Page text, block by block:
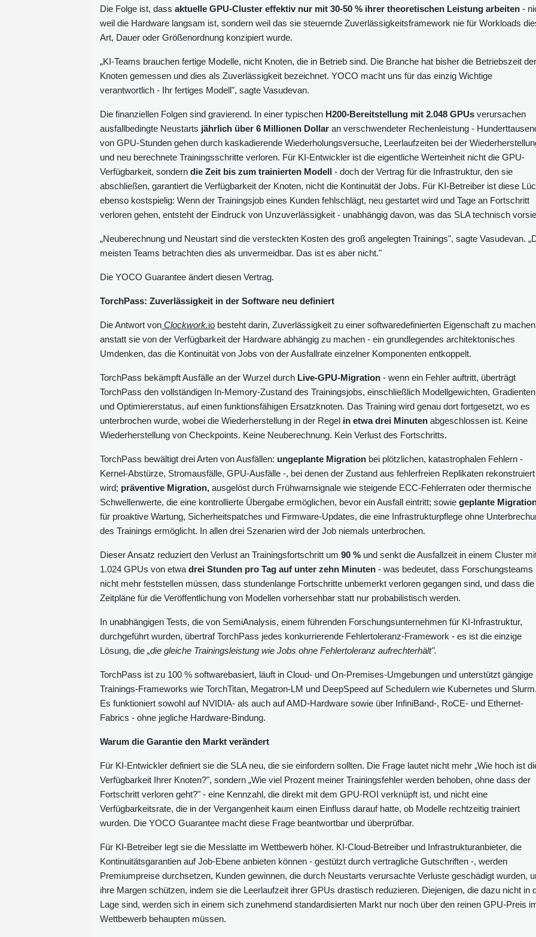
Die Folge ist, dass aktuelle GPU-Cluster effektiv nur mit 30-50 % ihrer theoretischen Leistung arbeiten -
weil die Hardware langsam ist, sondern weil das sie steuernde Zuverlässigkeitsframework nie für Workloads
Art, Dauer oder Größenordnung konzipiert wurde.
„KI-Teams brauchen fertige Modelle, nicht Knoten, die in Betrieb sind. Die Branche hat bisher die Betriebszeit der
Knoten gemessen und dies als Zuverlässigkeit bezeichnet. YOCO macht uns für das einzig Wichtige
verantwortlich - Ihr fertiges Modell", sagte Vasudevan.
Die finanziellen Folgen sind gravierend. In einer typischen H200-Bereitstellung mit 2.048 GPUs verursachen
ausfallbedingte Neustarts jährlich über 6 Millionen Dollar an verschwendeter Rechenleistung -
von GPU-Stunden gehen durch kaskadierende Wiederholungsversuche, Leerlaufzeiten bei der
und neu berechnete Trainingsschritte verloren. Für KI-Entwickler ist die eigentliche Werteinheit nicht die GPU-
Verfügbarkeit, sondern die Zeit bis zum trainierten Modell - doch der Vertrag für die Infrastruktur, den sie
abschließen, garantiert die Verfügbarkeit der Knoten, nicht die Kontinuität der Jobs. Für KI-Betreiber ist diese
ebenso kostspielig: Wenn der Trainingsjob eines Kunden fehlschlägt, neu gestartet wird und Tage an Fortschritt
verloren gehen, entsteht der Eindruck von Unzuverlässigkeit - unabhängig davon, was das SLA technisch
„Neuberechnung und Neustart sind die versteckten Kosten des groß angelegten Trainings", sagte Vasudevan.
meisten Teams betrachten dies als unvermeidbar. Das ist es aber nicht."
Die YOCO Guarantee ändert diesen Vertrag.
TorchPass: Zuverlässigkeit in der Software neu definiert
Die Antwort von Clockwork.io besteht darin, Zuverlässigkeit zu einer softwaredefinierten Eigenschaft zu
anstatt sie von der Verfügbarkeit der Hardware abhängig zu machen - ein grundlegendes architektonisches
Umdenken, das die Kontinuität von Jobs von der Ausfallrate einzelner Komponenten entkoppelt.
TorchPass bekämpft Ausfälle an der Wurzel durch Live-GPU-Migration - wenn ein Fehler auftritt, überträgt
TorchPass den vollständigen In-Memory-Zustand des Trainingsjobs, einschließlich Modellgewichten, Gradienten
und Optimiererstatus, auf einen funktionsfähigen Ersatzknoten. Das Training wird genau dort fortgesetzt, wo es
unterbrochen wurde, wobei die Wiederherstellung in der Regel in etwa drei Minuten abgeschlossen ist. Keine
Wiederherstellung von Checkpoints. Keine Neuberechnung. Kein Verlust des Fortschritts.
TorchPass bewältigt drei Arten von Ausfällen: ungeplante Migration bei plötzlichen, katastrophalen Fehlern -
Kernel-Abstürze, Stromausfälle, GPU-Ausfälle -, bei denen der Zustand aus fehlerfreien Replikaten rekonstruiert
wird; präventive Migration, ausgelöst durch Frühwarnsignale wie steigende ECC-Fehlerraten oder thermische
Schwellenwerte, die eine kontrollierte Übergabe ermöglichen, bevor ein Ausfall eintritt; sowie geplante
für proaktive Wartung, Sicherheitspatches und Firmware-Updates, die eine Infrastrukturpflege ohne
des Trainings ermöglicht. In allen drei Szenarien wird der Job niemals unterbrochen.
Dieser Ansatz reduziert den Verlust an Trainingsfortschritt um 90 % und senkt die Ausfallzeit in einem Cluster
1.024 GPUs von etwa drei Stunden pro Tag auf unter zehn Minuten - was bedeutet, dass Forschungsteams
nicht mehr feststellen müssen, dass stundenlange Fortschritte unbemerkt verloren gegangen sind, und dass die
Zeitpläne für die Veröffentlichung von Modellen vorhersehbar statt nur probabilistisch werden.
In unabhängigen Tests, die von SemiAnalysis, einem führenden Forschungsunternehmen für KI-Infrastruktur,
durchgeführt wurden, übertraf TorchPass jedes konkurrierende Fehlertoleranz-Framework - es ist die einzige
Lösung, die „die gleiche Trainingsleistung wie Jobs ohne Fehlertoleranz aufrechterhält".
TorchPass ist zu 100 % softwarebasiert, läuft in Cloud- und On-Premises-Umgebungen und unterstützt gängige
Trainings-Frameworks wie TorchTitan, Megatron-LM und DeepSpeed auf Schedulern wie Kubernetes und Slurm.
Es funktioniert sowohl auf NVIDIA- als auch auf AMD-Hardware sowie über InfiniBand-, RoCE- und Ethernet-
Fabrics - ohne jegliche Hardware-Bindung.
Warum die Garantie den Markt verändert
Für KI-Entwickler definiert sie die SLA neu, die sie einfordern sollten. Die Frage lautet nicht mehr „Wie hoch ist
Verfügbarkeit Ihrer Knoten?", sondern „Wie viel Prozent meiner Trainingsfehler werden behoben, ohne dass der
Fortschritt verloren geht?" - eine Kennzahl, die direkt mit dem GPU-ROI verknüpft ist, und nicht eine
Verfügbarkeitsrate, die in der Vergangenheit kaum einen Einfluss darauf hatte, ob Modelle rechtzeitig trainiert
wurden. Die YOCO Guarantee macht diese Frage beantwortbar und überprüfbar.
Für KI-Betreiber legt sie die Messlatte im Wettbewerb höher. KI-Cloud-Betreiber und Infrastrukturanbieter, die
Kontinuitätsgarantien auf Job-Ebene anbieten können - gestützt durch vertragliche Gutschriften -, werden
Premiumpreise durchsetzen, Kunden gewinnen, die durch Neustarts verursachte Verluste geschädigt wurden,
ihre Margen schützen, indem sie die Leerlaufzeit ihrer GPUs drastisch reduzieren. Diejenigen, die dazu nicht in
Lage sind, werden sich in einem sich zunehmend standardisierten Markt nur noch über den reinen GPU-Preis
Wettbewerb behaupten müssen.